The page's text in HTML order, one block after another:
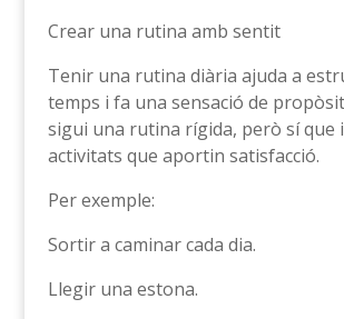
Crear una rutina amb sentit
Tenir una rutina diària ajuda a
temps i fa una sensació de
sigui una rutina rígida, però sí que
activitats que aportin satisfacció.
Per exemple:
Sortir a caminar cada dia.
Llegir una estona.